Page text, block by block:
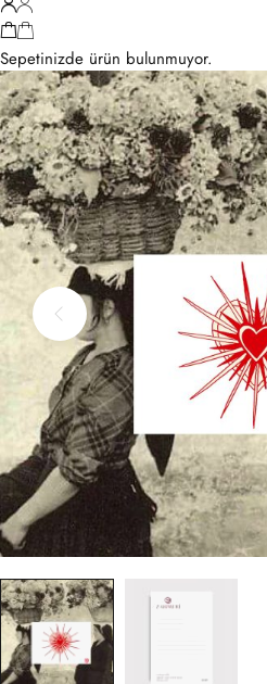
Sepetinizde ürün bulunmuyor.